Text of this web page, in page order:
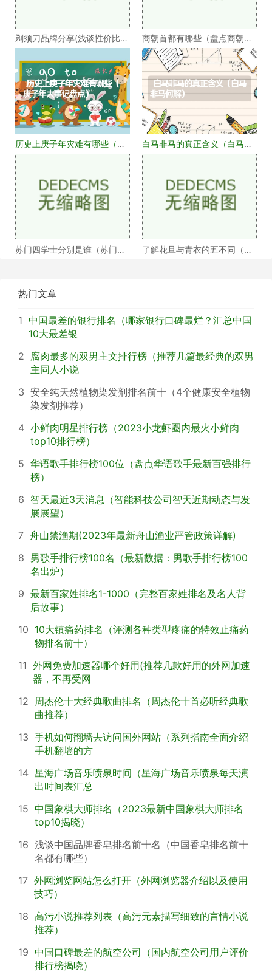
剃须刀品牌分享(浅谈性价比高
的剃须刀品牌）
商朝首都有哪些（盘点商朝的
十几个首都）
历史上庚子年灾难有哪些（庚
子年大事记盘点）
白马非马的真正含义（白马非
马何解）
苏门四学士分别是谁（苏门四
了解花旦与青衣的五不同（浅
热门文章
1 中国最差的银行排名（哪家银行口碑最烂？汇总中国
10大最差银
2 腐肉最多的双男主文排行榜（推荐几篇最经典的双男
主同人小说
3 安全纯天然植物染发剂排名前十（4个健康安全植物
染发剂推荐）
4 小鲜肉明星排行榜（2023小龙虾圈内最火小鲜肉
top10排行榜）
5 华语歌手排行榜100位（盘点华语歌手最新百强排行
榜）
6 智天最近3天消息（智能科技公司智天近期动态与发
展展望）
7 舟山禁渔期(2023年最新舟山渔业严管政策详解)
8 男歌手排行榜100名（最新数据：男歌手排行榜100
名出炉）
9 最新百家姓排名1-1000（完整百家姓排名及名人背
后故事）
10 10大镇痛药排名（评测各种类型疼痛的特效止痛药
物排名前十）
11 外网免费加速器哪个好用(推荐几款好用的外网加速
器，不再受网
12 周杰伦十大经典歌曲排名（周杰伦十首必听经典歌
曲推荐）
13 手机如何翻墙去访问国外网站（系列指南全面介绍
手机翻墙的方
14 星海广场音乐喷泉时间（星海广场音乐喷泉每天演
出时间表汇总
15 中国象棋大师排名（2023最新中国象棋大师排名
top10揭晓）
16 浅谈中国品牌香皂排名前十名（中国香皂排名前十
名都有哪些）
17 外网浏览网站怎么打开（外网浏览器介绍以及使用
技巧）
18 高污小说推荐列表（高污元素描写细致的言情小说
推荐）
19 中国口碑最差的航空公司（国内航空公司用户评价
排行榜揭晓）